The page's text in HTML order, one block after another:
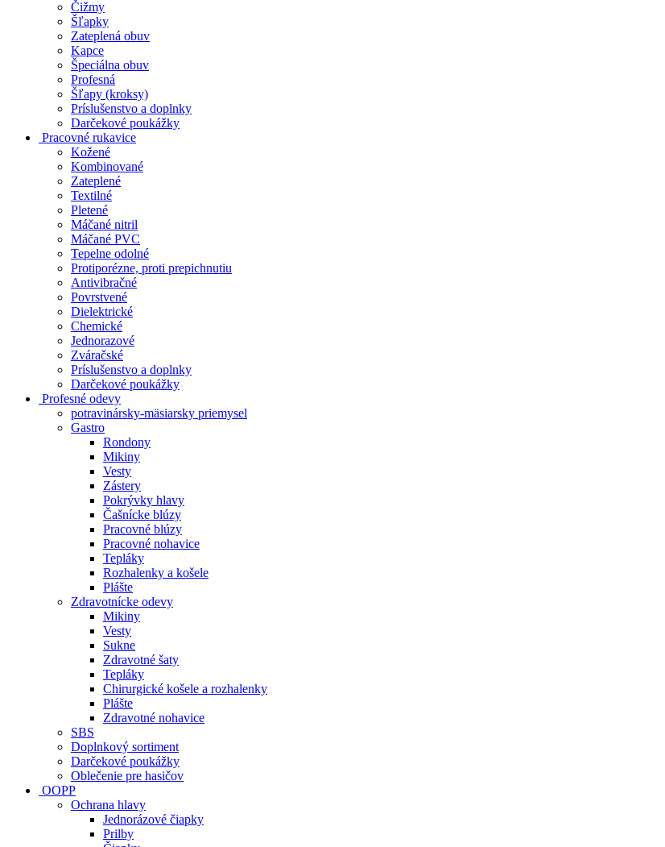
Čižmy
Šľapky
Zateplená obuv
Kapce
Špeciálna obuv
Profesná
Šľapy (kroksy)
Príslušenstvo a doplnky
Darčekové poukážky
Pracovné rukavice
Kožené
Kombinované
Zateplené
Textilné
Pletené
Máčané nitril
Máčané PVC
Tepelne odolné
Protiporézne, proti prepichnutiu
Antivibračné
Povrstvené
Dielektrické
Chemické
Jednorazové
Zváračské
Príslušenstvo a doplnky
Darčekové poukážky
Profesné odevy
potravinársky-mäsiarsky priemysel
Gastro
Rondony
Mikiny
Vesty
Zástery
Pokrývky hlavy
Čašnícke blúzy
Pracovné blúzy
Pracovné nohavice
Tepláky
Rozhalenky a košele
Plášte
Zdravotnícke odevy
Mikiny
Vesty
Sukne
Zdravotné šaty
Tepláky
Chirurgické košele a rozhalenky
Plášte
Zdravotné nohavice
SBS
Doplnkový sortiment
Darčekové poukážky
Oblečenie pre hasičov
OOPP
Ochrana hlavy
Jednorázové čiapky
Prilby